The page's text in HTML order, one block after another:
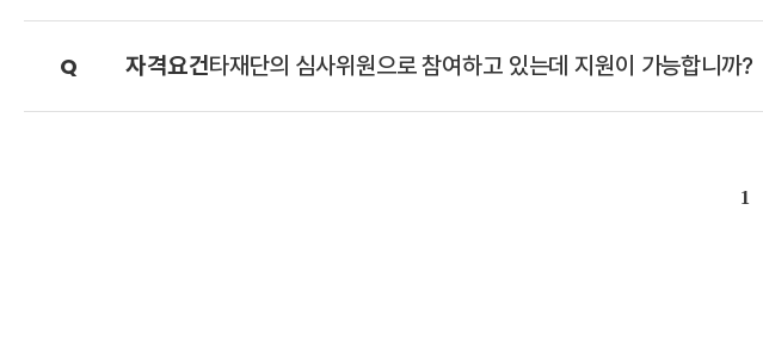
자격요건타재단의 심사위원으로 참여하고 있는데 지원이 가능합니까?
1